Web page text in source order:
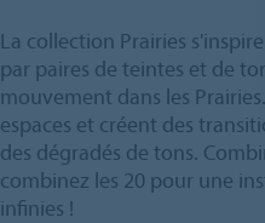
La collection Prairies
par paires de teintes et de
mouvement dans les
espaces et créent des
des dégradés de tons.
combinez les 20 pour une
infinies !